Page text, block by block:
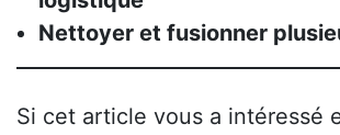
Nettoyer et fusionner
Si cet article vous a intéressé